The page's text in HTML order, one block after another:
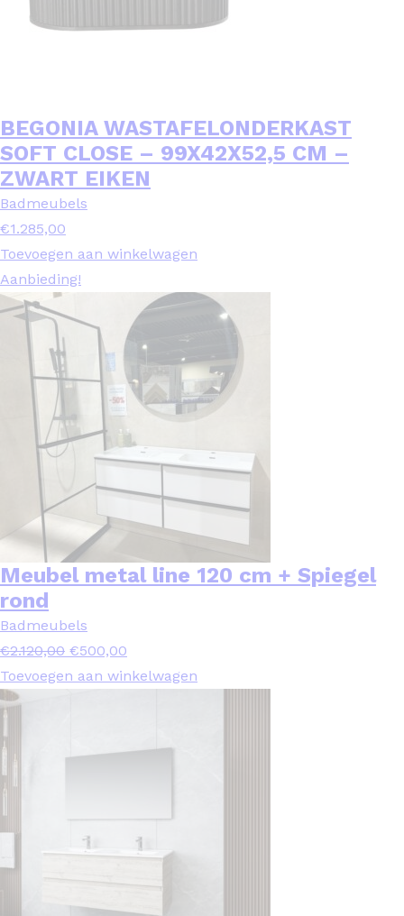
BEGONIA WASTAFELONDERKAST
SOFT CLOSE – 99X42X52,5 CM –
ZWART EIKEN
Badmeubels
€1.285,00
Toevoegen aan winkelwagen
Aanbieding!
Meubel metal line 120 cm + Spiegel
rond
Badmeubels
€2.120,00 Oorspronkelijke
prijs
€500,00
prijs
Toevoegen aan winkelwagen